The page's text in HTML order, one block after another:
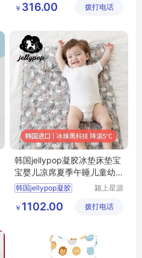
有限公司
￥ 316.00 拨打电话
韩国jellypop凝胶冰垫床垫宝
宝婴儿凉席夏季午睡儿童幼
儿园席子
韩国jellypop凝胶
颍上星源
有限公司
￥ 1102.00 拨打电话